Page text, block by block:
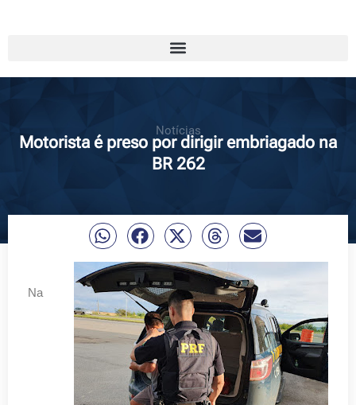
Notícias
Motorista é preso por dirigir embriagado na
BR 262
Na